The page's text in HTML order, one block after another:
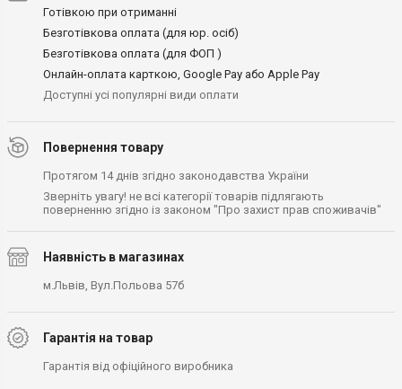
Готівкою при отриманні
Безготівкова оплата (для юр. осіб)
Безготівкова оплата (для ФОП )
Онлайн-оплата карткою, Google Pay або Apple Pay
Доступні усі популярні види оплати
Повернення товару
Протягом 14 днів згідно законодавства України
Зверніть увагу! не всі категорії товарів підлягають
поверненню згідно із законом "Про захист прав споживачів"
Наявність в магазинах
м.Львів, Вул.Польова 57б
Гарантія на товар
Гарантія від офіційного виробника